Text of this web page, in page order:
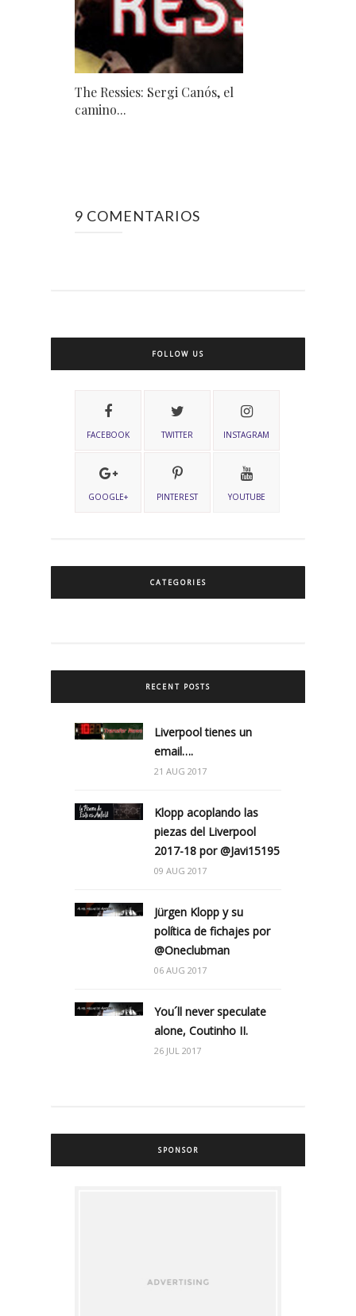
The Ressies: Sergi Canós, el
camino...
9 COMENTARIOS
FOLLOW US
FACEBOOK TWITTER INSTAGRAM
GOOGLE+ PINTEREST YOUTUBE
CATEGORIES
RECENT POSTS
Liverpool tienes un
email….
21 AUG 2017
Klopp acoplando las
piezas del Liverpool
2017-18 por @Javi15195
09 AUG 2017
Jürgen Klopp y su
política de fichajes por
@Oneclubman
06 AUG 2017
You´ll never speculate
alone, Coutinho II.
26 JUL 2017
SPONSOR